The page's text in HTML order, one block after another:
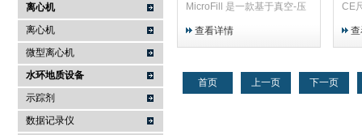
离心机
离心机
微型离心机
水环地质设备
示踪剂
数据记录仪
MicroFill 是一款基于真空-压
系统，专为制药行业设计，用
体积式粉末给...
查看详情
CE
首页 上一页 下一页